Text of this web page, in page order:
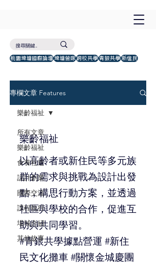
桃園埤塘國際論壇埤塘營隊 跨校共學青銀共學 新住民
專欄文章 Features
所有文章
樂齡福祉
食養社造
設計創業
國際交流
課程執行
場域介紹
其他故事
樂齡福祉
樂齡福祉
以高齡者或新住民等多元族
群的需求與挑戰為設計出發
點，構思行動方案，並透過
社區與學校的合作，促進互
助與共同學習。
#青銀共學據點營運 #新住
民文化攤車 #關懷金城慶團